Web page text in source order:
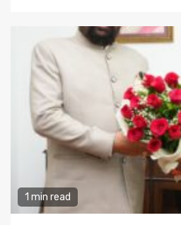
1 min read